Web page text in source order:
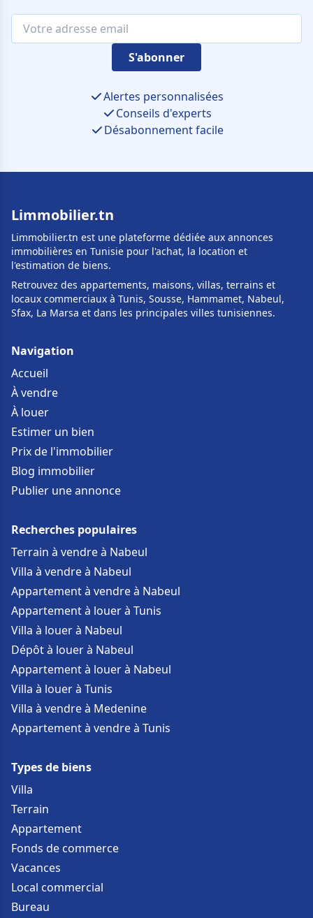
S'abonner
Alertes personnalisées
Conseils d'experts
Désabonnement facile
Limmobilier.tn
Limmobilier.tn est une plateforme dédiée aux annonces
immobilières en Tunisie pour l'achat, la location et
l'estimation de biens.
Retrouvez des appartements, maisons, villas, terrains et
locaux commerciaux à Tunis, Sousse, Hammamet, Nabeul,
Sfax, La Marsa et dans les principales villes tunisiennes.
Navigation
Accueil
À vendre
À louer
Estimer un bien
Prix de l'immobilier
Blog immobilier
Publier une annonce
Recherches populaires
Terrain à vendre à Nabeul
Villa à vendre à Nabeul
Appartement à vendre à Nabeul
Appartement à louer à Tunis
Villa à louer à Nabeul
Dépôt à louer à Nabeul
Appartement à louer à Nabeul
Villa à louer à Tunis
Villa à vendre à Medenine
Appartement à vendre à Tunis
Types de biens
Villa
Terrain
Appartement
Fonds de commerce
Vacances
Local commercial
Bureau